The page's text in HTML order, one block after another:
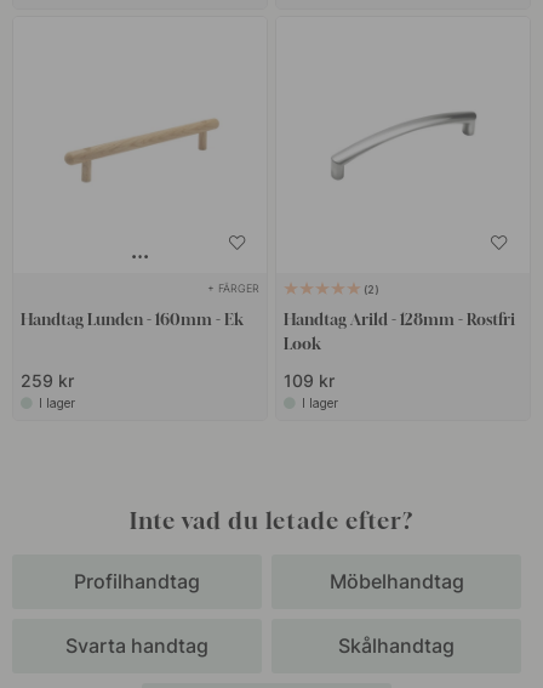
+ FÄRGER
Handtag Lunden - 160mm - Ek
259 kr
I lager
2
Handtag Arild - 128mm - Rostfri
Look
109 kr
I lager
Inte vad du letade efter?
Profilhandtag Möbelhandtag
Svarta handtag Skålhandtag